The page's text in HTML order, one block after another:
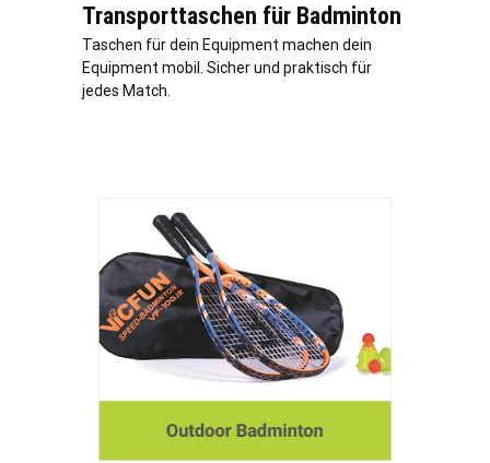
Transporttaschen für Badminton
Taschen für dein Equipment machen dein
Equipment mobil. Sicher und praktisch für
jedes Match.